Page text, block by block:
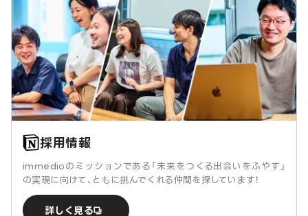
採用情報
immedioのミッションである「未来をつくる出会いをふやす」
の実現に向けて、ともに挑んでくれる仲間を探しています！
詳しく見る